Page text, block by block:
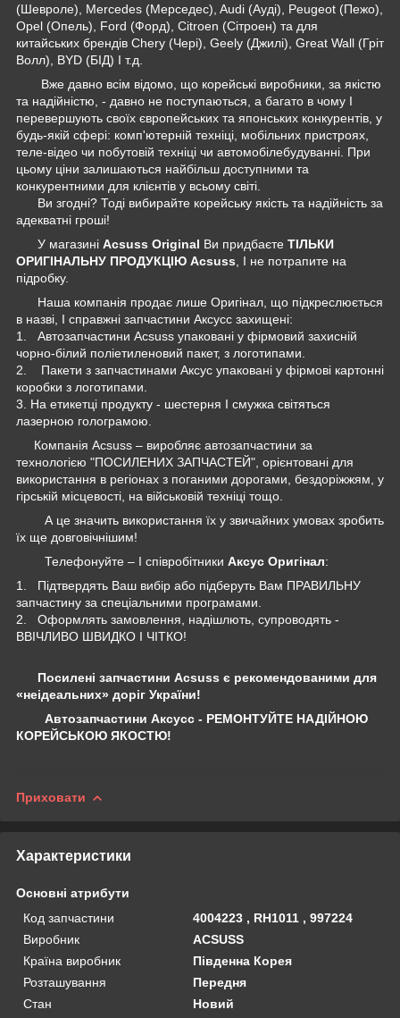
(Шевроле), Mercedes (Мерседес), Audi (Ауді), Peugeot (Пежо),
Opel (Опель), Ford (Форд), Citroen (Сітроен) та для
китайських брендів Chery (Чері), Geely (Джилі), Great Wall (Гріт
Волл), BYD (БІД) І т.д.
Вже давно всім відомо, що корейські виробники, за якістю
та надійністю, - давно не поступаються, а багато в чому І
перевершують своїх європейських та японських конкурентів, у
будь-якій сфері: комп'ютерній техніці, мобільних пристроях,
теле-відео чи побутовій техніці чи автомобілебудуванні. При
цьому ціни залишаються найбільш доступними та
конкурентними для клієнтів у всьому світі.
Ви згодні? Тоді вибирайте корейську якість та надійність за
адекватні гроші!
У магазині Acsuss Original Ви придбаєте ТІЛЬКИ
ОРИГІНАЛЬНУ ПРОДУКЦІЮ Acsuss , І не потрапите на
підробку.
Наша компанія продає лише Оригінал, що підкреслюється
в назві, І справжні запчастини Аксусс захищені:
1. Автозапчастини Acsuss упаковані у фірмовий захисній
чорно-білий поліетиленовий пакет, з логотипами.
2. Пакети з запчастинами Аксус упаковані у фірмові картонні
коробки з логотипами.
3. На етикетці продукту - шестерня І смужка світяться
лазерною голограмою.
Компанія Acsuss – виробляє автозапчастини за
технологією "ПОСИЛЕНИХ ЗАПЧАСТЕЙ", орієнтовані для
використання в регіонах з поганими дорогами, бездоріжжям, у
гірській місцевості, на військовій техніці тощо.
А це значить використання їх у звичайних умовах зробить
їх ще довговічнішим!
Телефонуйте – І співробітники Аксус Оригінал:
1. Підтвердять Ваш вибір або підберуть Вам ПРАВИЛЬНУ
запчастину за спеціальними програмами.
2. Оформлять замовлення, надішлють, супроводять -
ВВІЧЛИВО ШВИДКО І ЧІТКО!
Посилені запчастини Acsuss є рекомендованими для
«неідеальних» доріг України!
Автозапчастини Аксусс - РЕМОНТУЙТЕ НАДІЙНОЮ
КОРЕЙСЬКОЮ ЯКОСТЮ!
Приховати
Характеристики
Основні атрибути
Код запчастини
4004223 , RH1011 , 997224
Виробник
ACSUSS
Країна виробник
Південна Корея
Розташування
Передня
Стан
Новий